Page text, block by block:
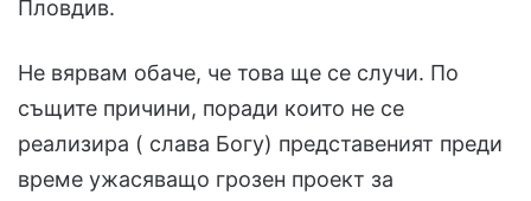
Пловдив.
Не вярвам обаче, че това ще се случи. По
същите причини, поради които не се
реализира ( слава Богу) представеният преди
време ужасяващо грозен проект за